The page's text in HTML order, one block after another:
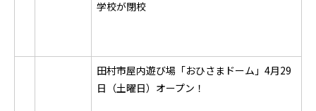
学校が閉校
田村市屋内遊び場「おひさまドーム」4月29
日（土曜日）オープン！